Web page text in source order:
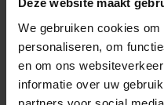
Deze website maakt
We gebruiken cookies
personaliseren, om
en om ons
informatie over uw
REVIEWS
GERELATEERDE